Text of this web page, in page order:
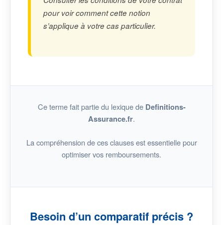
pour voir comment cette notion
s’applique à votre cas particulier.
Ce terme fait partie du lexique de Definitions-
Assurance.fr.
La compréhension de ces clauses est essentielle pour
optimiser vos remboursements.
Besoin d’un comparatif précis ?